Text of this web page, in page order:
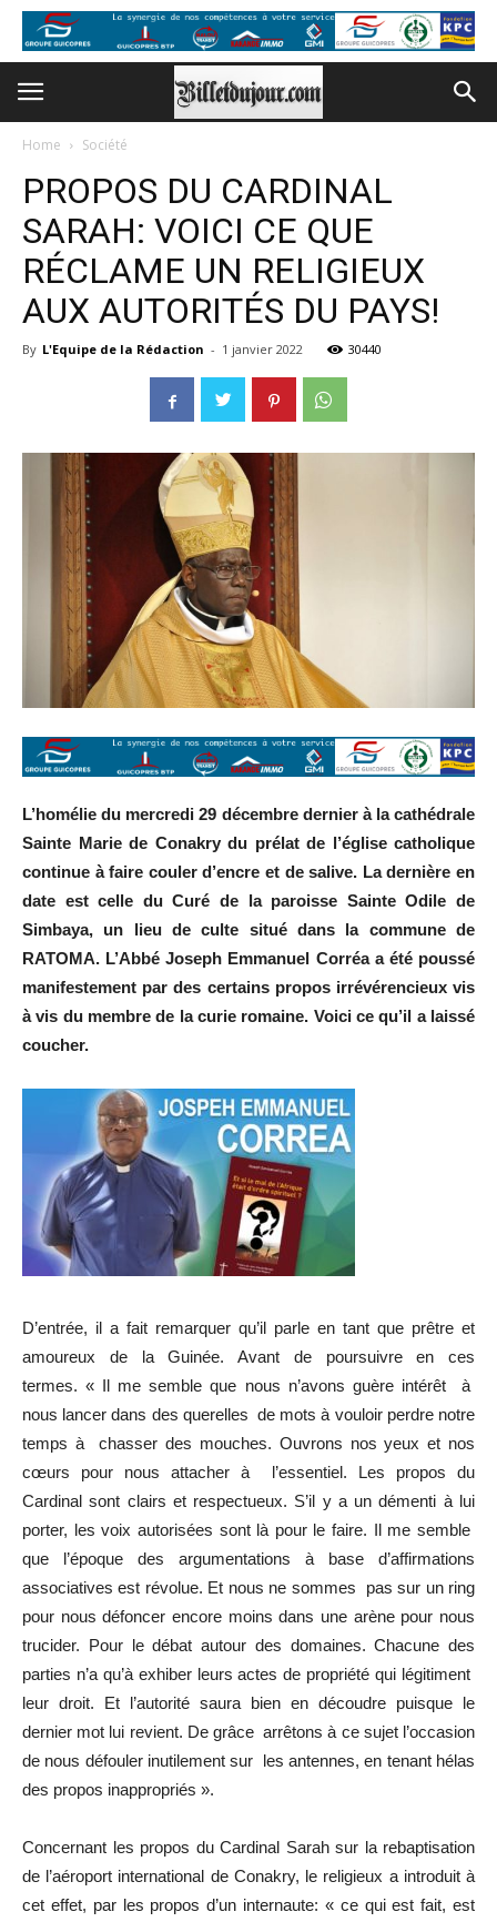
Home Société
PROPOS DU CARDINAL
SARAH: VOICI CE QUE
RÉCLAME UN RELIGIEUX
AUX AUTORITÉS DU PAYS!
By L'Equipe de la Rédaction - 1 janvier 2022 30440
L’homélie du mercredi 29 décembre dernier à la cathédrale
Sainte Marie de Conakry du prélat de l’église catholique
continue à faire couler d’encre et de salive. La dernière en
date est celle du Curé de la paroisse Sainte Odile de
Simbaya, un lieu de culte situé dans la commune de
RATOMA. L’Abbé Joseph Emmanuel Corréa a été poussé
manifestement par des certains propos irrévérencieux vis
à vis du membre de la curie romaine. Voici ce qu’il a laissé
coucher.
D’entrée, il a fait remarquer qu’il parle en tant que prêtre et
amoureux de la Guinée. Avant de poursuivre en ces
termes. « Il me semble que nous n’avons guère intérêt à
nous lancer dans des querelles de mots à vouloir perdre notre
temps à chasser des mouches. Ouvrons nos yeux et nos
cœurs pour nous attacher à l’essentiel. Les propos du
Cardinal sont clairs et respectueux. S’il y a un démenti à lui
porter, les voix autorisées sont là pour le faire. Il me semble
que l’époque des argumentations à base d’affirmations
associatives est révolue. Et nous ne sommes pas sur un ring
pour nous défoncer encore moins dans une arène pour nous
trucider. Pour le débat autour des domaines. Chacune des
parties n’a qu’à exhiber leurs actes de propriété qui légitiment
leur droit. Et l’autorité saura bien en découdre puisque le
dernier mot lui revient. De grâce arrêtons à ce sujet l’occasion
de nous défouler inutilement sur les antennes, en tenant hélas
des propos inappropriés ».
Concernant les propos du Cardinal Sarah sur la rebaptisation
de l’aéroport international de Conakry, le religieux a introduit à
cet effet, par les propos d’un internaute: « ce qui est fait, est